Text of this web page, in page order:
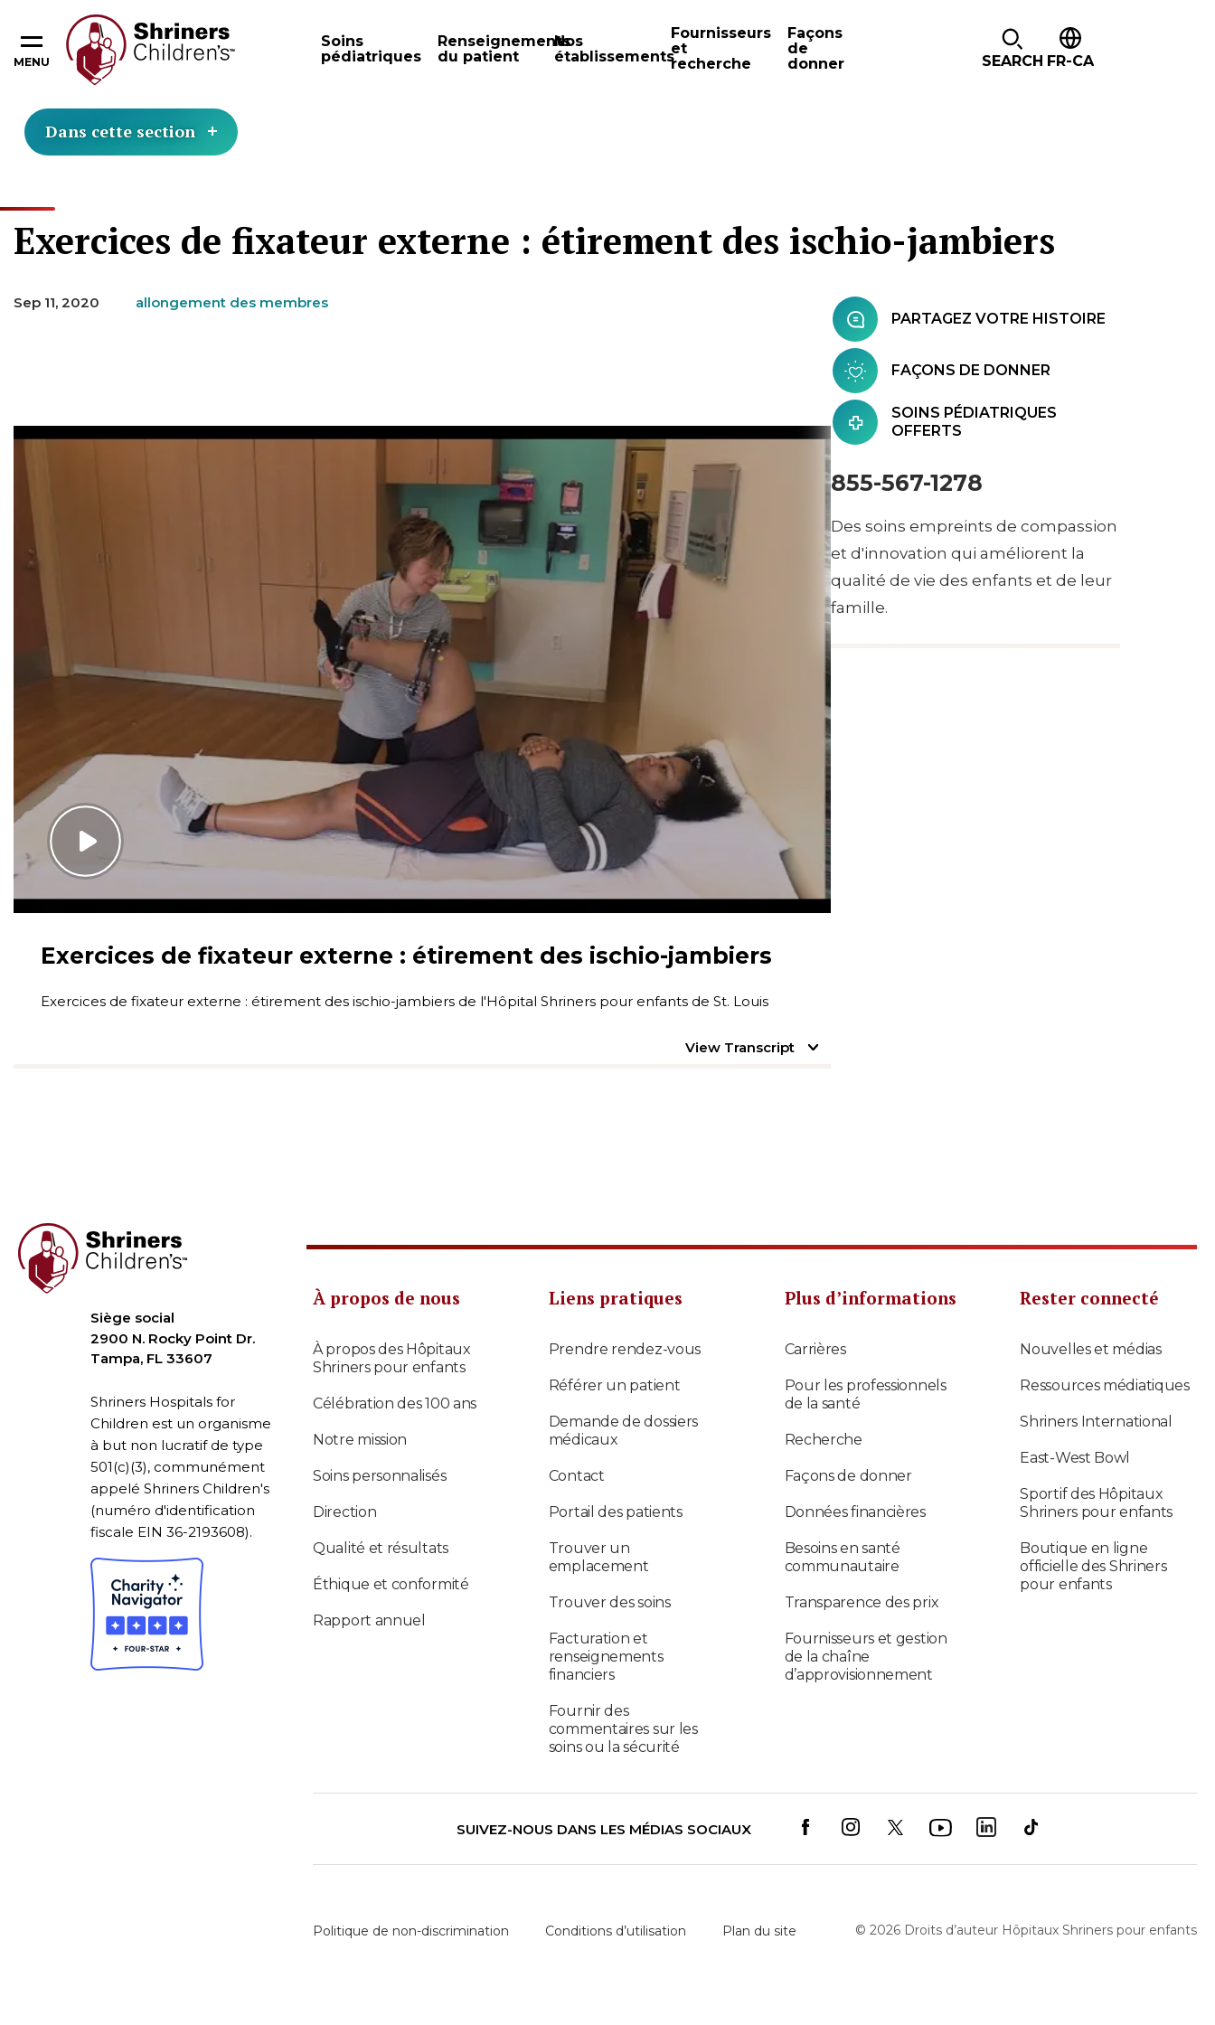
MENU
Soins
pédiatriques
Renseignements
du patient
Nos
établissements
Fournisseurs
et
recherche
Façons
de
donner
SEARCH FR-CA
Dans cette section
Exercices de fixateur externe : étirement des ischio-jambiers
Sep 11, 2020 allongement des membres
Exercices de fixateur externe : étirement des ischio-jambiers
Exercices de fixateur externe : étirement des ischio-jambiers de l'Hôpital Shriners pour enfants de St. Louis
View Transcript
PARTAGEZ VOTRE HISTOIRE
FAÇONS DE DONNER
SOINS PÉDIATRIQUES
OFFERTS
855-567-1278
Des soins empreints de compassion
et d'innovation qui améliorent la
qualité de vie des enfants et de leur
famille.
Siège social
2900 N. Rocky Point Dr.
Tampa, FL 33607
Shriners Hospitals for
Children est un organisme
à but non lucratif de type
501(c)(3), communément
appelé Shriners Children's
(numéro d'identification
fiscale EIN 36-2193608).
À propos de nous
À propos des Hôpitaux
Shriners pour enfants
Célébration des 100 ans
Notre mission
Soins personnalisés
Direction
Qualité et résultats
Éthique et conformité
Rapport annuel
Liens pratiques
Prendre rendez-vous
Référer un patient
Demande de dossiers
médicaux
Contact
Portail des patients
Trouver un
emplacement
Trouver des soins
Facturation et
renseignements
financiers
Fournir des
commentaires sur les
soins ou la sécurité
Plus d’informations
Carrières
Pour les professionnels
de la santé
Recherche
Façons de donner
Données financières
Besoins en santé
communautaire
Transparence des prix
Fournisseurs et gestion
de la chaîne
d’approvisionnement
Rester connecté
Nouvelles et médias
Ressources médiatiques
Shriners International
East-West Bowl
Sportif des Hôpitaux
Shriners pour enfants
Boutique en ligne
officielle des Shriners
pour enfants
SUIVEZ-NOUS DANS LES MÉDIAS SOCIAUX
Politique de non-discrimination Conditions d’utilisation Plan du site © 2026 Droits d’auteur Hôpitaux Shriners pour enfants